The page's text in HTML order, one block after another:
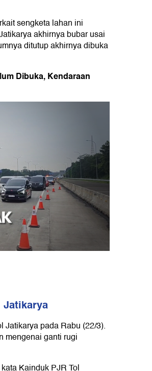
sengketa lahan ini
akhirnya bubar usai
ditutup akhirnya dibuka
Dibuka, Kendaraan
Jatikarya
Jatikarya pada Rabu (22/3).
mengenai ganti rugi
Kainduk PJR Tol